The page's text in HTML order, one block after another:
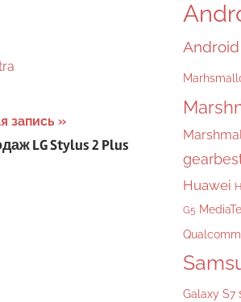
запись
LG Stylus 2 Plus
Huawei
G5
Qualcomm
Galaxy S7